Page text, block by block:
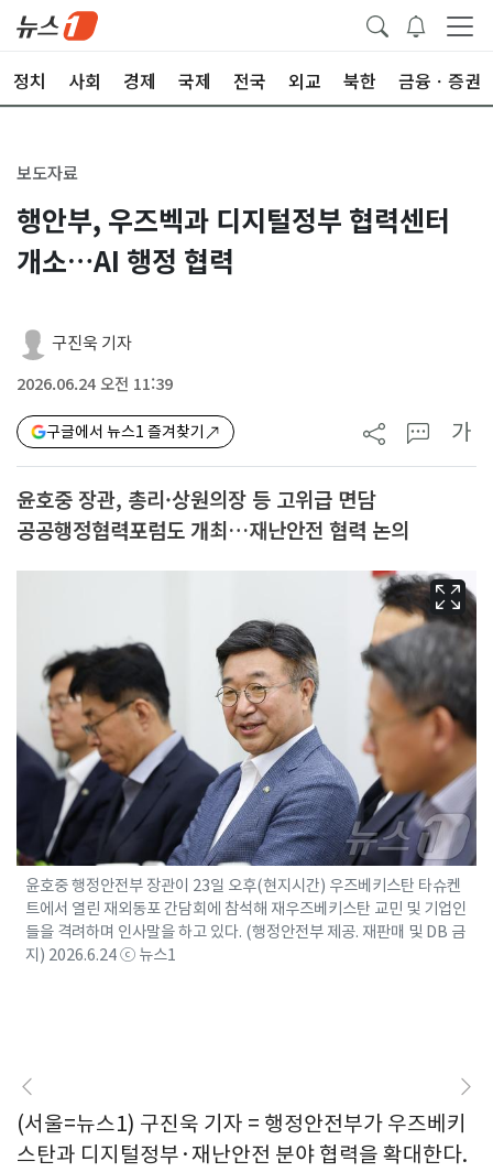
정치 사회 경제 국제 전국 외교 북한 금융ㆍ증권
보도자료
행안부, 우즈벡과 디지털정부 협력센터
개소…AI 행정 협력
구진욱 기자
2026.06.24 오전 11:39
구글에서 뉴스1 즐겨찾기 가
윤호중 장관, 총리·상원의장 등 고위급 면담
공공행정협력포럼도 개최…재난안전 협력 논의
윤호중 행정안전부 장관이 23일 오후(현지시간) 우즈베키스탄 타슈켄
트에서 열린 재외동포 간담회에 참석해 재우즈베키스탄 교민 및 기업인
들을 격려하며 인사말을 하고 있다. (행정안전부 제공. 재판매 및 DB 금
지) 2026.6.24 ⓒ 뉴스1
(서울=뉴스1) 구진욱 기자 = 행정안전부가 우즈베키
스탄과 디지털정부·재난안전 분야 협력을 확대한다.